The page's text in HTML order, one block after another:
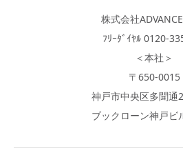
株式会社
ﾌﾘｰﾀﾞｲﾔﾙ 0120-
＜本社＞
〒650-0015
神戸市中央区多聞通
ブックローン神戸ビ